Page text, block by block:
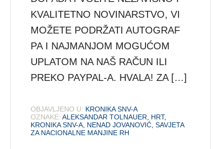
KVALITETNO NOVINARSTVO, VI
MOŽETE PODRŽATI AUTOGRAF
PA I NAJMANJOM MOGUĆOM
UPLATOM NA NAŠ RAČUN ILI
PREKO PAYPAL-A. HVALA! ZA […]
OBJAVLJENO U: KRONIKA SNV-A
OZNAKE: ALEKSANDAR TOLNAUER HRT,
KRONIKA SNV-A NENAD JOVANOVIĆ ,SAVJETA
ZA NACIONALNE MANJINE RH